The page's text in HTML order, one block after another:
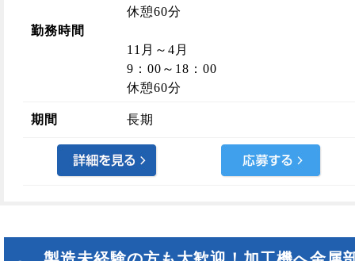
勤務時間
休憩60分
11月～4月
9：00～18：00
休憩60分
期間 長期